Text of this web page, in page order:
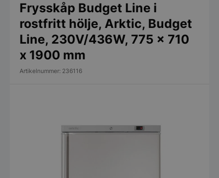
Frysskåp Budget Line i
rostfritt hölje, Arktic, Budget
Line, 230V/436W, 775 x 710
x 1900 mm
Artikelnummer: 236116